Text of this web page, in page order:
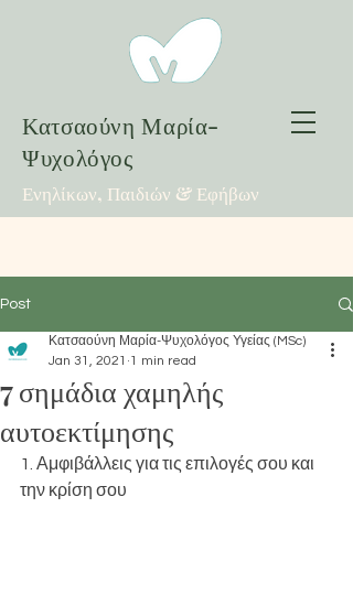
Κατσαούνη Μαρία-
Ψυχολόγος
Ενηλίκων, Παιδιών & Εφήβων
Post
7 σημάδια χαμηλής
αυτοεκτίμησης
Κατσαούνη Μαρία-Ψυχολόγος Υγείας (MSc)
Jan 31, 2021 1 min read
1. Αμφιβάλλεις για τις επιλογές σου και
την κρίση σου